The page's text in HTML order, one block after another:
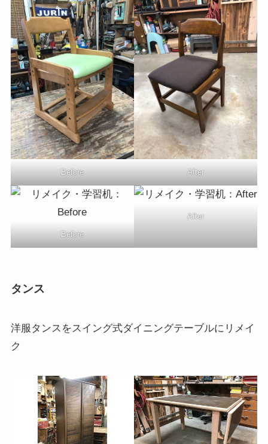
Before After
Before
After
タンス
洋服タンスをスイング式ダイニングテーブルにリメイ
ク